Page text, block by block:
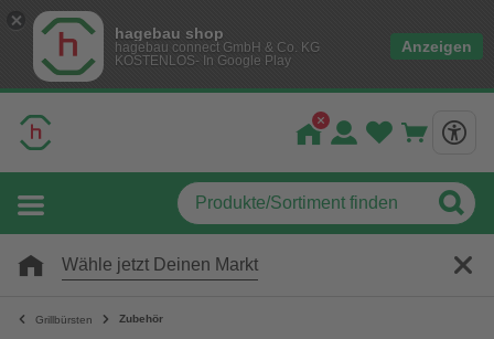
hagebau shop
hagebau connect GmbH & Co. KG
KOSTENLOS- In Google Play
Anzeigen
Wähle jetzt Deinen Markt
Grillbürsten Zubehör